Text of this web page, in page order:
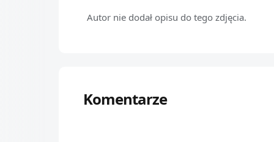
Autor nie dodał opisu do tego zdjęcia.
Komentarze